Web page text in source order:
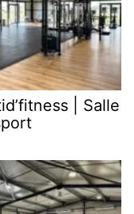
| Salle